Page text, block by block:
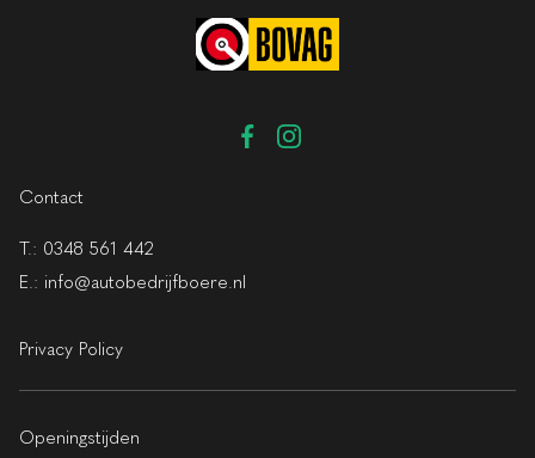
Contact
T.: 0348 561 442
E.: info@autobedrijfboere.nl
Privacy Policy
Openingstijden